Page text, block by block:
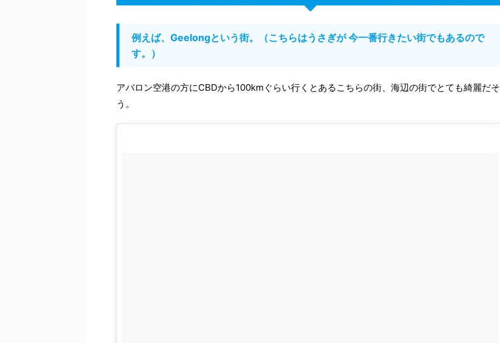
例えば、Geelongという街。（こちらはうさぎが 今一番行きたい街でもあるので
す。）
アバロン空港の方にCBDから100kmぐらい行くとあるこちらの街、海辺の街でとても綺麗だそ
う。